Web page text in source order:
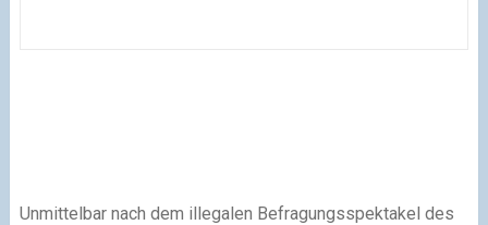
Unmittelbar nach dem illegalen Befragungsspektakel des